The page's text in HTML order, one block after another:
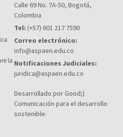
la
Calle 69 No. 7A-50, Bogotá,
Colombia
Tel: (+57) 601 217 7590
Correo electrónico:
info@aspaen.edu.co
Notificaciones Judiciales:
juridica@aspaen.edu.co
Desarrollado por Good;)
Comunicación para el desarrollo
sostenible.